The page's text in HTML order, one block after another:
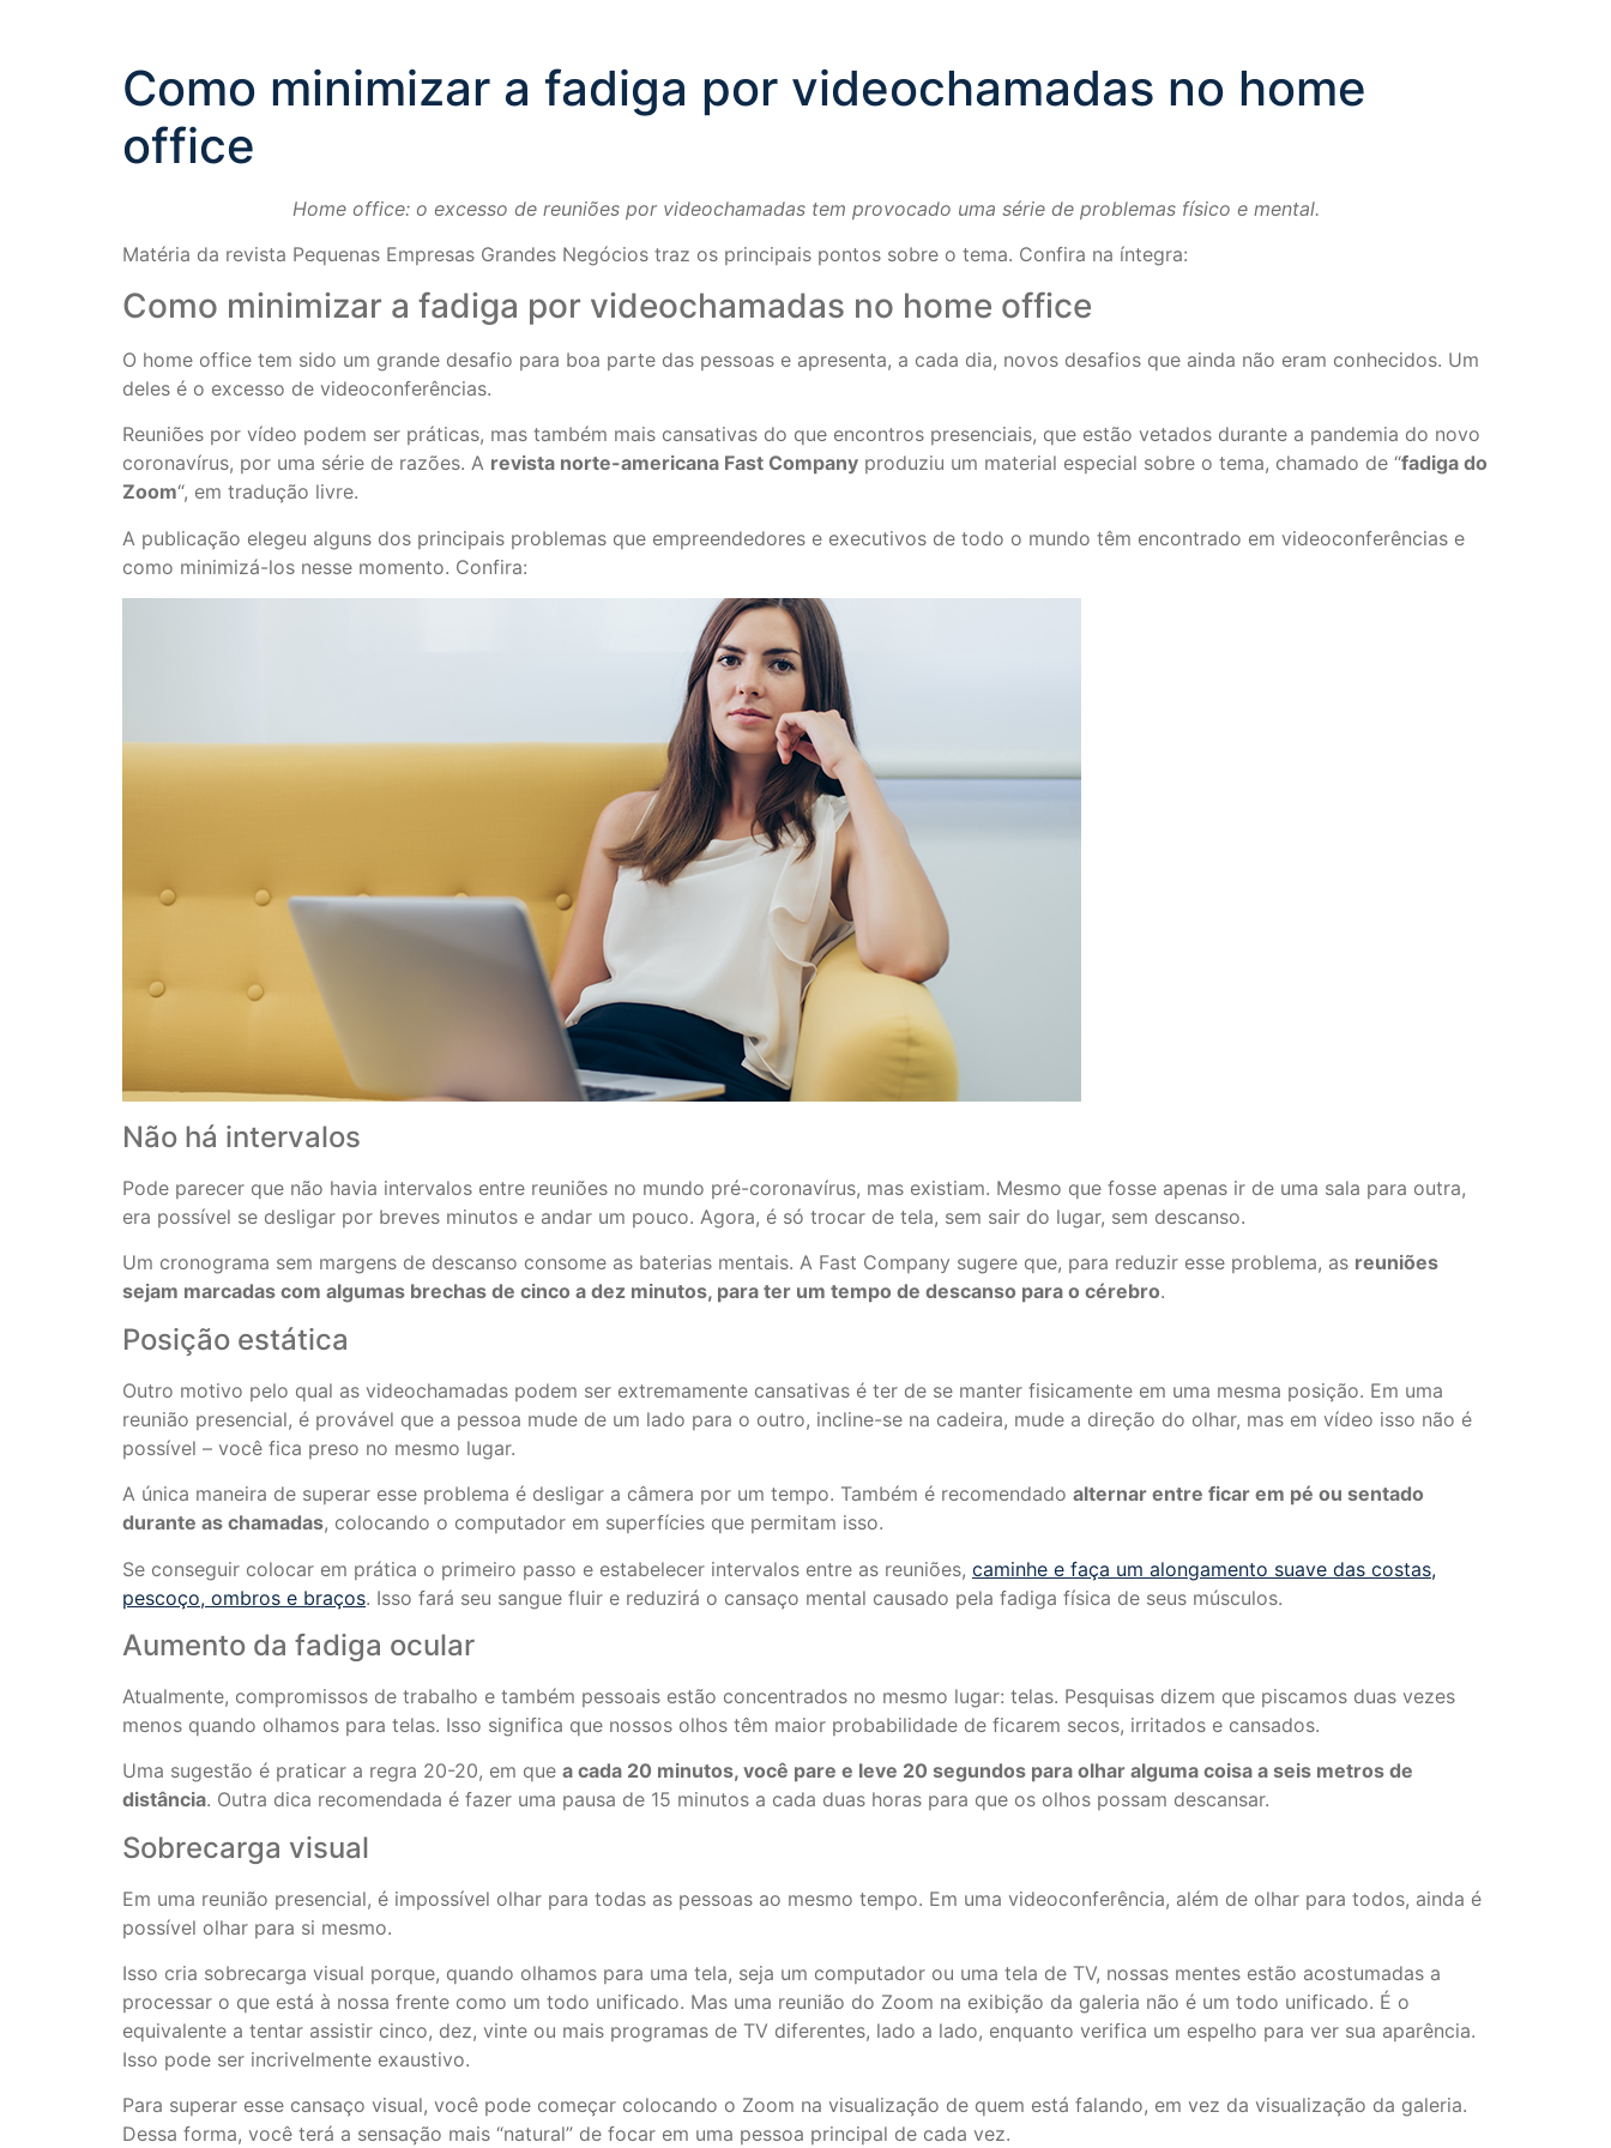
Como minimizar a fadiga por videochamadas no home
office
Home office: o excesso de reuniões por videochamadas tem provocado uma série de problemas físico e mental.
Matéria da revista Pequenas Empresas Grandes Negócios traz os principais pontos sobre o tema. Confira na íntegra:
Como minimizar a fadiga por videochamadas no home office
O home office tem sido um grande desafio para boa parte das pessoas e apresenta, a cada dia, novos desafios que ainda não eram conhecidos. Um
deles é o excesso de videoconferências.
Reuniões por vídeo podem ser práticas, mas também mais cansativas do que encontros presenciais, que estão vetados durante a pandemia do novo
coronavírus, por uma série de razões. A revista norte-americana Fast Company produziu um material especial sobre o tema, chamado de “fadiga do
Zoom“, em tradução livre.
A publicação elegeu alguns dos principais problemas que empreendedores e executivos de todo o mundo têm encontrado em videoconferências e
como minimizá-los nesse momento. Confira:
Não há intervalos
Pode parecer que não havia intervalos entre reuniões no mundo pré-coronavírus, mas existiam. Mesmo que fosse apenas ir de uma sala para outra,
era possível se desligar por breves minutos e andar um pouco. Agora, é só trocar de tela, sem sair do lugar, sem descanso.
Um cronograma sem margens de descanso consome as baterias mentais. A Fast Company sugere que, para reduzir esse problema, as reuniões
sejam marcadas com algumas brechas de cinco a dez minutos, para ter um tempo de descanso para o cérebro.
Posição estática
Outro motivo pelo qual as videochamadas podem ser extremamente cansativas é ter de se manter fisicamente em uma mesma posição. Em uma
reunião presencial, é provável que a pessoa mude de um lado para o outro, incline-se na cadeira, mude a direção do olhar, mas em vídeo isso não é
possível – você fica preso no mesmo lugar.
A única maneira de superar esse problema é desligar a câmera por um tempo. Também é recomendado alternar entre ficar em pé ou sentado
durante as chamadas, colocando o computador em superfícies que permitam isso.
Se conseguir colocar em prática o primeiro passo e estabelecer intervalos entre as reuniões, caminhe e faça um alongamento suave das costas,
pescoço, ombros e braços. Isso fará seu sangue fluir e reduzirá o cansaço mental causado pela fadiga física de seus músculos.
Aumento da fadiga ocular
Atualmente, compromissos de trabalho e também pessoais estão concentrados no mesmo lugar: telas. Pesquisas dizem que piscamos duas vezes
menos quando olhamos para telas. Isso significa que nossos olhos têm maior probabilidade de ficarem secos, irritados e cansados.
Uma sugestão é praticar a regra 20-20, em que a cada 20 minutos, você pare e leve 20 segundos para olhar alguma coisa a seis metros de
distância. Outra dica recomendada é fazer uma pausa de 15 minutos a cada duas horas para que os olhos possam descansar.
Sobrecarga visual
Em uma reunião presencial, é impossível olhar para todas as pessoas ao mesmo tempo. Em uma videoconferência, além de olhar para todos, ainda é
possível olhar para si mesmo.
Isso cria sobrecarga visual porque, quando olhamos para uma tela, seja um computador ou uma tela de TV, nossas mentes estão acostumadas a
processar o que está à nossa frente como um todo unificado. Mas uma reunião do Zoom na exibição da galeria não é um todo unificado. É o
equivalente a tentar assistir cinco, dez, vinte ou mais programas de TV diferentes, lado a lado, enquanto verifica um espelho para ver sua aparência.
Isso pode ser incrivelmente exaustivo.
Para superar esse cansaço visual, você pode começar colocando o Zoom na visualização de quem está falando, em vez da visualização da galeria.
Dessa forma, você terá a sensação mais “natural” de focar em uma pessoa principal de cada vez.